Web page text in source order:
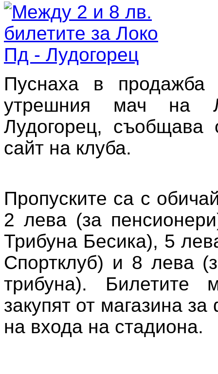
Пуснаха в продажба
утрешния мач на
Лудогорец, съобщава
сайт на клуба.
Пропуските са с
2 лева (за
Трибуна Бесика), 5
Спортклуб) и 8 лева
трибуна). Билетите
закупят от магазина
на входа на стадиона.